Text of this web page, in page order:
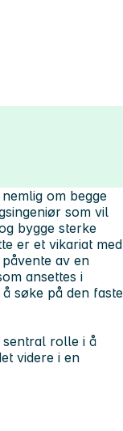
om begge
som vil
bygge sterke
er et vikariat med
av en
ansettes i
søke på den faste
sentral rolle i å
videre i en